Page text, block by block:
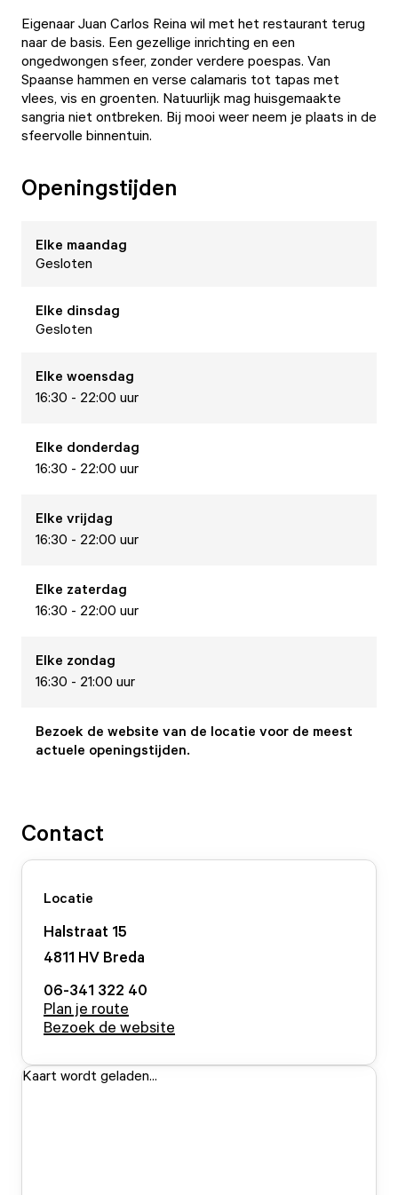
Eigenaar Juan Carlos Reina wil met het restaurant terug
naar de basis. Een gezellige inrichting en een
ongedwongen sfeer, zonder verdere poespas. Van
Spaanse hammen en verse calamaris tot tapas met
vlees, vis en groenten. Natuurlijk mag huisgemaakte
sangria niet ontbreken. Bij mooi weer neem je plaats in de
sfeervolle binnentuin.
Openingstijden
Elke maandag
Gesloten
Elke dinsdag
Gesloten
Elke woensdag
16:30 - 22:00 uur
Elke donderdag
16:30 - 22:00 uur
Elke vrijdag
16:30 - 22:00 uur
Elke zaterdag
16:30 - 22:00 uur
Elke zondag
16:30 - 21:00 uur
Bezoek de website van de locatie voor de meest
actuele openingstijden.
Contact
Locatie
Halstraat 15
4811 HV Breda
06-341 322 40
Plan je route
Bezoek de website
Kaart wordt geladen...